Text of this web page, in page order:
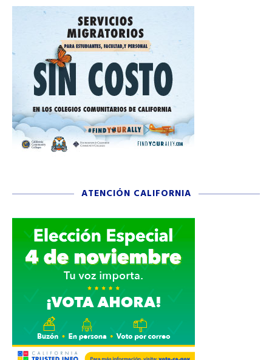
ATENCIÓN CALIFORNIA